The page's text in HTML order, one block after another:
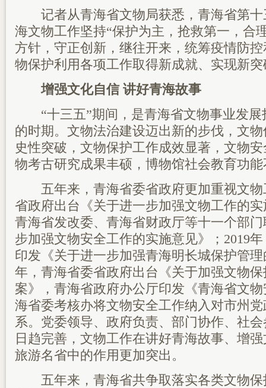
记者从青海省文物局获悉，青海省第十
海文物工作坚持“保护为主，抢救第一，合
方针，守正创新，继往开来，统筹疫情防
物保护利用各项工作取得新成就、实现新突
增强文化自信 讲好青海故事
“十三五”期间，是青海省文物事业发展
的时期。文物法治建设迈出新的步伐，文
史性突破，文物保护工作成效显著，文物
物考古研究成果丰硕，博物馆社会教育功
五年来，青海省委省政府更加重视文物
省政府出台《关于进一步加强文物工作的
青海省发改委、青海省财政厅等十一个部
步加强文物安全工作的实施意见》；2019
印发《关于进一步加强青海明长城保护管
年，青海省委省政府出台《关于加强文物
案》，青海省政府办公厅印发《青海省文
海省委考核办将文物安全工作纳入对市州
系。党委领导、政府负责、部门协作、社
日趋完善，文物工作在讲好青海故事、增
旅游名省中的作用更加突出。
五年来，青海省共争取落实各类文物保